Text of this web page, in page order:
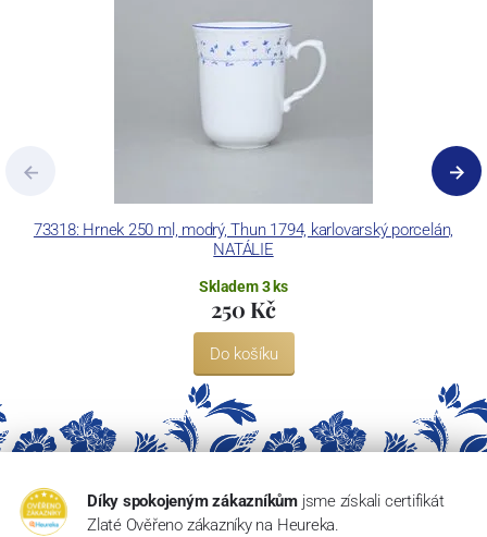
Concordia Lesov používá ochrannou známku LC a Thun Hotel &
73318: Hrnek 250 ml, modrý, Thun 1794, karlovarský porcelán,
NATÁLIE
Skladem 3 ks
250 Kč
Do košíku
Díky spokojeným zákazníkům jsme získali certifikát
Zlaté Ověřeno zákazníky na Heureka.